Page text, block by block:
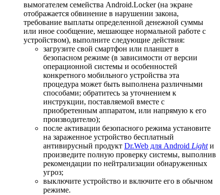
вымогателем семейства Android.Locker (на экране
отображается обвинение в нарушении закона,
требование выплаты определенной денежной суммы
или иное сообщение, мешающее нормальной работе с
устройством), выполните следующие действия:
загрузите свой смартфон или планшет в
безопасном режиме (в зависимости от версии
операционной системы и особенностей
конкретного мобильного устройства эта
процедура может быть выполнена различными
способами; обратитесь за уточнением к
инструкции, поставляемой вместе с
приобретенным аппаратом, или напрямую к его
производителю);
после активации безопасного режима установите
на зараженное устройство бесплатный
антивирусный продукт Dr.Web для Android Lightи
произведите полную проверку системы, выполнив
рекомендации по нейтрализации обнаруженных
угроз;
выключите устройство и включите его в обычном
режиме.